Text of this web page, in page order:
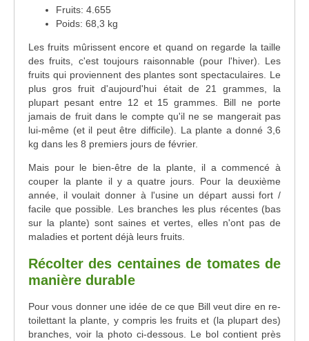
Fruits: 4.655
Poids: 68,3 kg
Les fruits mûrissent encore et quand on regarde la taille
des fruits, c'est toujours raisonnable (pour l'hiver). Les
fruits qui proviennent des plantes sont spectaculaires. Le
plus gros fruit d'aujourd'hui était de 21 grammes, la
plupart pesant entre 12 et 15 grammes. Bill ne porte
jamais de fruit dans le compte qu'il ne se mangerait pas
lui-même (et il peut être difficile). La plante a donné 3,6
kg dans les 8 premiers jours de février.
Mais pour le bien-être de la plante, il a commencé à
couper la plante il y a quatre jours. Pour la deuxième
année, il voulait donner à l'usine un départ aussi fort /
facile que possible. Les branches les plus récentes (bas
sur la plante) sont saines et vertes, elles n'ont pas de
maladies et portent déjà leurs fruits.
Récolter des centaines de tomates de
manière durable
Pour vous donner une idée de ce que Bill veut dire en re-
toilettant la plante, y compris les fruits et (la plupart des)
branches, voir la photo ci-dessous. Le bol contient près